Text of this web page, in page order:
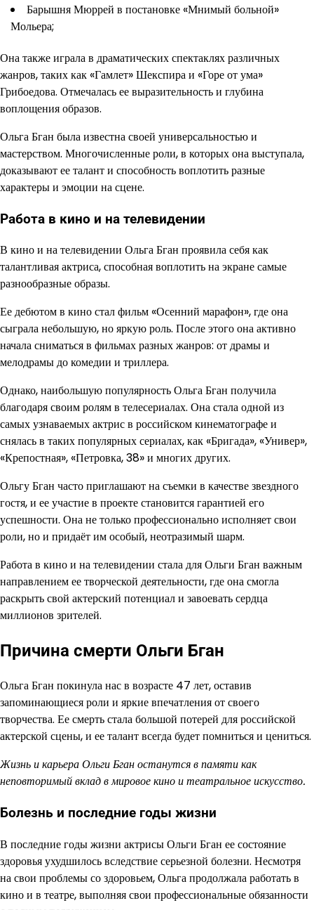
Барышня Мюррей в постановке «Мнимый больной»
Мольера;
Она также играла в драматических спектаклях различных
жанров, таких как «Гамлет» Шекспира и «Горе от ума»
Грибоедова. Отмечалась ее выразительность и глубина
воплощения образов.
Ольга Бган была известна своей универсальностью и
мастерством. Многочисленные роли, в которых она выступала,
доказывают ее талант и способность воплотить разные
характеры и эмоции на сцене.
Работа в кино и на телевидении
В кино и на телевидении Ольга Бган проявила себя как
талантливая актриса, способная воплотить на экране самые
разнообразные образы.
Ее дебютом в кино стал фильм «Осенний марафон», где она
сыграла небольшую, но яркую роль. После этого она активно
начала сниматься в фильмах разных жанров: от драмы и
мелодрамы до комедии и триллера.
Однако, наибольшую популярность Ольга Бган получила
благодаря своим ролям в телесериалах. Она стала одной из
самых узнаваемых актрис в российском кинематографе и
снялась в таких популярных сериалах, как «Бригада», «Универ»,
«Крепостная», «Петровка, 38» и многих других.
Ольгу Бган часто приглашают на съемки в качестве звездного
гостя, и ее участие в проекте становится гарантией его
успешности. Она не только профессионально исполняет свои
роли, но и придаёт им особый, неотразимый шарм.
Работа в кино и на телевидении стала для Ольги Бган важным
направлением ее творческой деятельности, где она смогла
раскрыть свой актерский потенциал и завоевать сердца
миллионов зрителей.
Причина смерти Ольги Бган
Ольга Бган покинула нас в возрасте 47 лет, оставив
запоминающиеся роли и яркие впечатления от своего
творчества. Ее смерть стала большой потерей для российской
актерской сцены, и ее талант всегда будет помниться и цениться.
Жизнь и карьера Ольги Бган останутся в памяти как
неповторимый вклад в мировое кино и театральное искусство.
Болезнь и последние годы жизни
В последние годы жизни актрисы Ольги Бган ее состояние
здоровья ухудшилось вследствие серьезной болезни. Несмотря
на свои проблемы со здоровьем, Ольга продолжала работать в
кино и в театре, выполняя свои профессиональные обязанности